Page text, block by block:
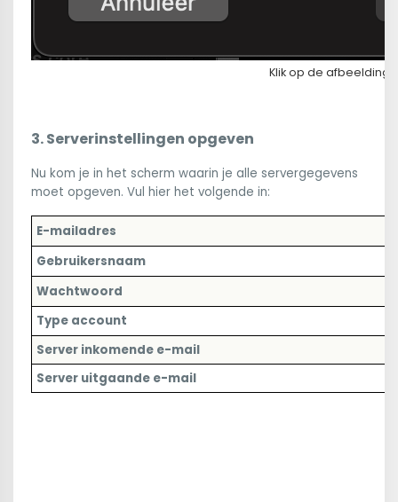
Klik op de afbeelding
3.Serverinstellingen opgeven
Nu kom je in het scherm waarin je alle servergegevens
moet opgeven. Vul hier het volgende in:
E-mailadres
Gebruikersnaam
Wachtwoord
Type account
Server inkomende e-mail
Server uitgaande e-mail